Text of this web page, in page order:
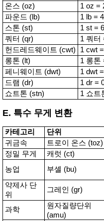
온스 (oz)
1 oz =
파운드 (lb)
1 lb =
스톤 (st)
1 st =
쿼터 (qr)
1 쿼터
헌드레드웨이트 (cwt)
1 cwt
롱톤 (lt)
1 롱톤
페니웨이트 (dwt)
1 dwt
드램 (dr)
1 dr =
쇼트톤 (stn)
1 쇼트
E. 특수 무게 변환
카테고리 단위
귀금속
트로이 온스 (toz)
정밀 무게
캐럿 (ct)
농업
부셸 (bu)
약제사 단
위
그레인 (gr)
과학
원자질량단위
(amu)